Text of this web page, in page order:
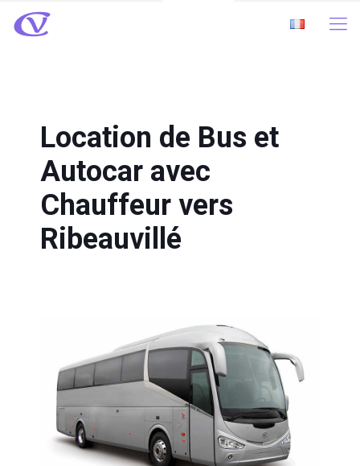
Location de Bus et
Autocar avec
Chauffeur vers
Ribeauvillé